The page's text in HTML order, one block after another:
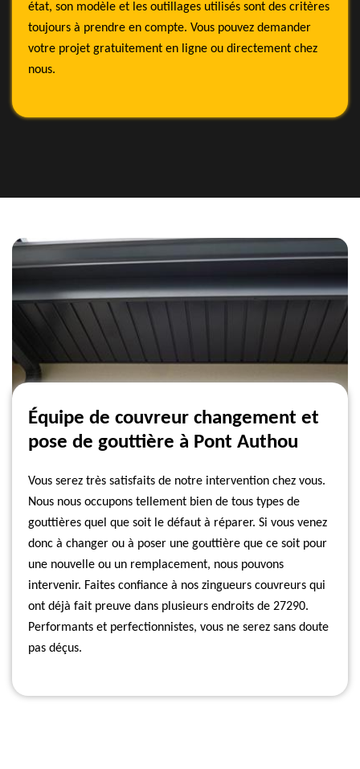
état, son modèle et les outillages utilisés sont des critères
toujours à prendre en compte. Vous pouvez demander
votre projet gratuitement en ligne ou directement chez
nous.
Équipe de couvreur changement et
pose de gouttière à Pont Authou
Vous serez très satisfaits de notre intervention chez vous.
Nous nous occupons tellement bien de tous types de
gouttières quel que soit le défaut à réparer. Si vous venez
donc à changer ou à poser une gouttière que ce soit pour
une nouvelle ou un remplacement, nous pouvons
intervenir. Faites confiance à nos zingueurs couvreurs qui
ont déjà fait preuve dans plusieurs endroits de 27290.
Performants et perfectionnistes, vous ne serez sans doute
pas déçus.